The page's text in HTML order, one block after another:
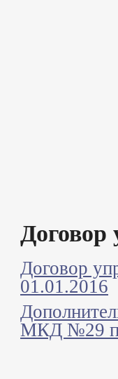
Договор
01.01.2016
МКД №29 по